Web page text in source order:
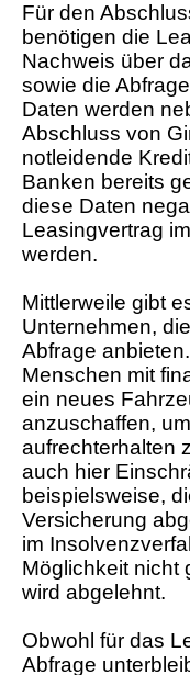
Für den
benötigen die
Nachweis über
sowie die
Daten werden
Abschluss von
notleidende
Banken bereits
diese Daten
Leasingvertrag
werden.
Mittlerweile gibt
Unternehmen,
Abfrage
Menschen mit
ein neues
anzuschaffen,
aufrechterhalten
auch hier
beispielsweise,
Versicherung
im
Möglichkeit nicht
wird abgelehnt.
Obwohl für das
Abfrage